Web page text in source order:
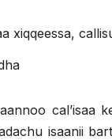
xiqqeessa,
cal’isaa
isaanii